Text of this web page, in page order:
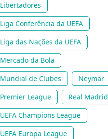
Libertadores
Liga Conferência da UEFA
Liga das Nações da UEFA
Mercado da Bola
Mundial de Clubes
Neymar
Premier League
Real Madrid
UEFA Champions League
UEFA Europa League